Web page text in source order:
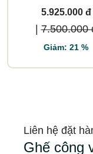
5.925.000 đ
| 7.500.000
Giảm: 21 %
Liên hệ đặt
Ghế công